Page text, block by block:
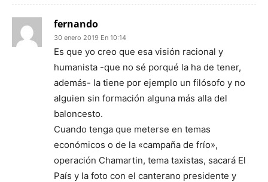
fernando
30 enero 2019 En 10:14
Es que yo creo que esa visión racional y
humanista -que no sé porqué la ha de tener,
además- la tiene por ejemplo un filósofo y no
alguien sin formación alguna más alla del
baloncesto.
Cuando tenga que meterse en temas
económicos o de la «campaña de frío»,
operación Chamartin, tema taxistas, sacará El
País y la foto con el canterano presidente y